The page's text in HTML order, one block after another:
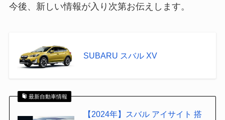
今後、新しい情報が入り次第お伝えします。
SUBARU スバル XV
最新自動車情報
【2024年】スバル アイサイト 搭